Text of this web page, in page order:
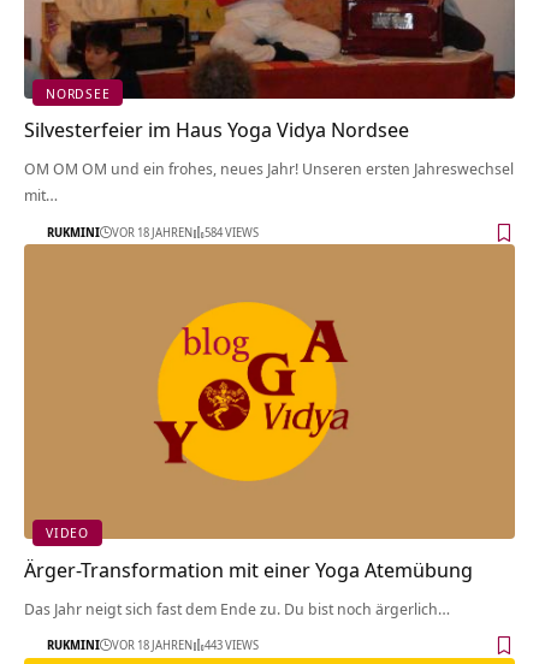
NORDSEE
Silvesterfeier im Haus Yoga Vidya Nordsee
OM OM OM und ein frohes, neues Jahr! Unseren ersten Jahreswechsel
mit…
RUKMINI VOR 18 JAHREN 584 VIEWS
VIDEO
Ärger-Transformation mit einer Yoga Atemübung
Das Jahr neigt sich fast dem Ende zu. Du bist noch ärgerlich…
RUKMINI VOR 18 JAHREN 443 VIEWS